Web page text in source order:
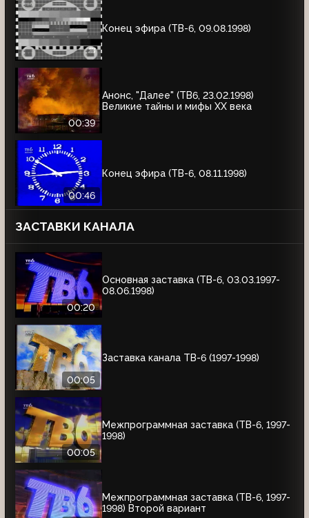
Конец эфира (ТВ-6, 09.08.1998)
00:39
Анонс, "Далее" (ТВ6, 23.02.1998)
Великие тайны и мифы XX века
00:46
Конец эфира (ТВ-6, 08.11.1998)
ЗАСТАВКИ КАНАЛА
00:20
Основная заставка (ТВ-6, 03.03.1997-
08.06.1998)
00:05
Заставка канала ТВ-6 (1997-1998)
00:05
Межпрограммная заставка (ТВ-6, 1997-
1998)
Межпрограммная заставка (ТВ-6, 1997-
1998) Второй вариант